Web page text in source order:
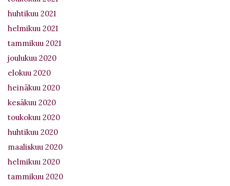
huhtikuu 2021
helmikuu 2021
tammikuu 2021
joulukuu 2020
elokuu 2020
heinäkuu 2020
kesäkuu 2020
toukokuu 2020
huhtikuu 2020
maaliskuu 2020
helmikuu 2020
tammikuu 2020